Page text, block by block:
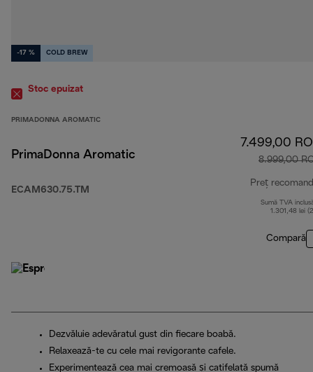
-17 % COLD BREW
Stoc epuizat
PRIMADONNA AROMATIC
PrimaDonna Aromatic
ECAM630.75.TM
7.499,00
8.999,00
Preț
Sumă TVA
1.301,48 lei
Compară
Dezvăluie adevăratul gust din fiecare boabă.
Relaxează-te cu cele mai revigorante cafele.
Experimentează cea mai cremoasă și catifelată spumă